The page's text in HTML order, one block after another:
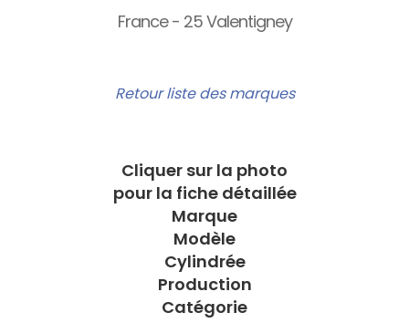
France - 25 Valentigney
Retour liste des marques
Cliquer sur la photo
pour la fiche détaillée
Marque
Modèle
Cylindrée
Production
Catégorie